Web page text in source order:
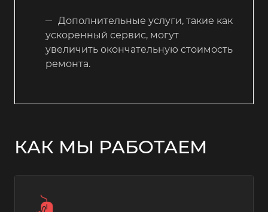
Дополнительные услуги, такие как
ускоренный сервис, могут
увеличить окончательную стоимость
ремонта.
КАК МЫ РАБОТАЕМ